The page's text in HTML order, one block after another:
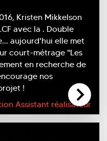
Kristen Mikkelson
avec la
Assistant réalisateur
. Double
aujourd'hui elle met
court-métrage "Les
en recherche de
nos
!